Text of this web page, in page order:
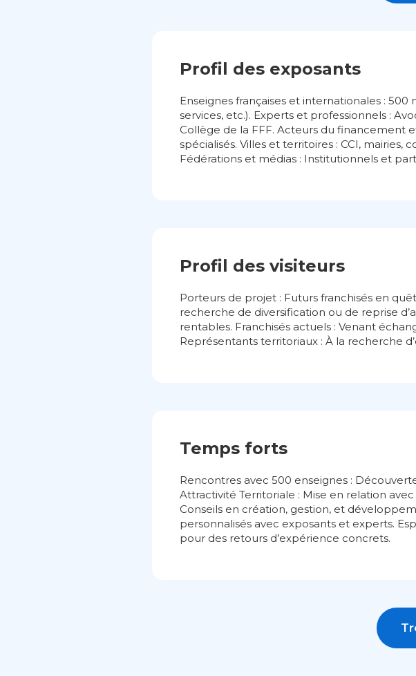
Profil des exposants
Enseignes françaises et internationales :
services, etc.). Experts et professionnels :
Collège de la FFF. Acteurs du financement
spécialisés. Villes et territoires : CCI, mairies,
Fédérations et médias : Institutionnels et
Profil des visiteurs
Porteurs de projet : Futurs franchisés en
recherche de diversification ou de reprise
rentables. Franchisés actuels : Venant
Représentants territoriaux : À la recherche
Temps forts
Rencontres avec 500 enseignes :
Attractivité Territoriale : Mise en relation
Conseils en création, gestion, et
personnalisés avec exposants et experts.
pour des retours d’expérience concrets.